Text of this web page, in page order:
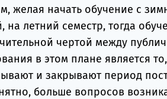
желая начать обучение с
на летний семестр, тогда
чертой между
в этом плане является
и закрывают период
больше вопросов